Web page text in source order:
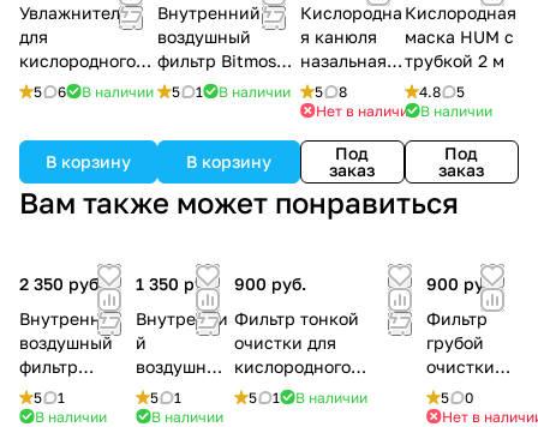
Увлажнитель
для
кислородного
концентратора
5 6 В наличии
В корзину
Внутренний
воздушный
фильтр Bitmos
OXY 6000
5 1 В наличии
В корзину
Кислородна
я канюля
назальная 2
м5
8
Нет в наличии
Под
заказ
Кислородная
маска HUM с
трубкой 2 м
4.8
5
В наличии
Под
заказ
Вам также может понравиться
2 350 руб.
Внутренний
воздушный
фильтр
Philips
Respironics
5
1
В наличии
1 350 руб.
Внутренни
й
воздушный
фильтр
Bitmos OXY
5
1
В наличии
900 руб.
Фильтр тонкой
очистки для
кислородного
концентратора Армед
5 1 В наличии
900 руб.
Фильтр
грубой
очистки
для
Invacare
5
0
Нет в